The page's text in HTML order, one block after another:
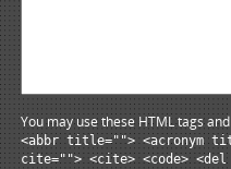
You may use these HTML tags
<abbr title=""> <acronym
cite=""> <cite> <code> <del